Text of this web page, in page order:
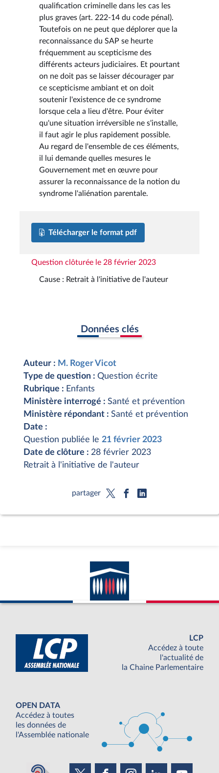
qualification criminelle dans les cas les
plus graves (art. 222-14 du code pénal).
Toutefois on ne peut que déplorer que la
reconnaissance du SAP se heurte
fréquemment au scepticisme des
différents acteurs judiciaires. Et pourtant
on ne doit pas se laisser décourager par
ce scepticisme ambiant et on doit
soutenir l'existence de ce syndrome
lorsque cela a lieu d'être. Pour éviter
qu'une situation irréversible ne s'installe,
il faut agir le plus rapidement possible.
Au regard de l'ensemble de ces éléments,
il lui demande quelles mesures le
Gouvernement met en œuvre pour
assurer la reconnaissance de la notion du
syndrome l'aliénation parentale.
Télécharger le format pdf
Question clôturée le 28 février 2023
Cause : Retrait à l'initiative de l'auteur
Données clés
Auteur : M. Roger Vicot
Type de question : Question écrite
Rubrique : Enfants
Ministère interrogé : Santé et prévention
Ministère répondant : Santé et prévention
Date :
Question publiée le 21 février 2023
Date de clôture : 28 février 2023
Retrait à l'initiative de l'auteur
partager
LCP
Accédez à toute
l'actualité de
la Chaine Parlementaire
OPEN DATA
Accédez à toutes
les données de
l'Assemblée nationale